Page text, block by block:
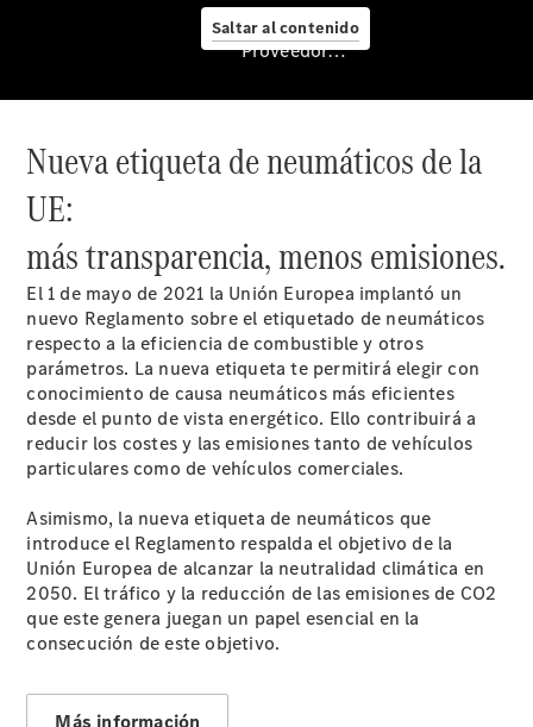
Saltar al contenido
Nuevo GLC
eléctrico
Empresas
Servicio
posventa y
accesorios
Proveedor/Protección de datos
Nueva etiqueta de neumáticos de la
UE:
más transparencia, menos emisiones.
El 1 de mayo de 2021 la Unión Europea implantó un
nuevo Reglamento sobre el etiquetado de neumáticos
respecto a la eficiencia de combustible y otros
parámetros. La nueva etiqueta te permitirá elegir con
conocimiento de causa neumáticos más eficientes
desde el punto de vista energético. Ello contribuirá a
reducir los costes y las emisiones tanto de vehículos
particulares como de vehículos comerciales.
Asimismo, la nueva etiqueta de neumáticos que
introduce el Reglamento respalda el objetivo de la
Unión Europea de alcanzar la neutralidad climática en
2050. El tráfico y la reducción de las emisiones de CO2
que este genera juegan un papel esencial en la
consecución de este objetivo.
Más información